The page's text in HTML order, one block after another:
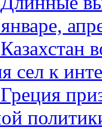
Казахстан
сел к
Греция